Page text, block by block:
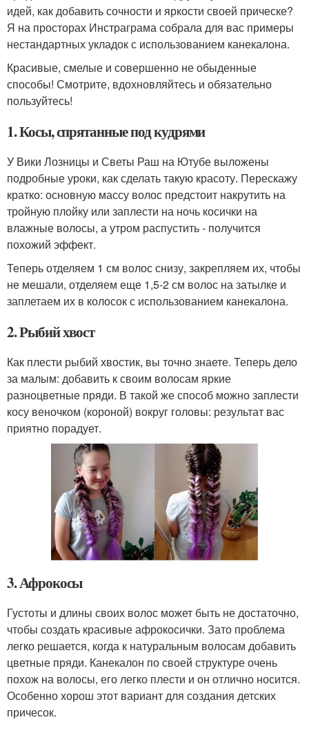
идей, как добавить сочности и яркости своей прическе?
Я на просторах Инстраграма собрала для вас примеры
нестандартных укладок с использованием канекалона.
Красивые, смелые и совершенно не обыденные
способы! Смотрите, вдохновляйтесь и обязательно
пользуйтесь!
1. Косы, спрятанные под кудрями
У Вики Лозницы и Светы Раш на Ютубе выложены
подробные уроки, как сделать такую красоту. Перескажу
кратко: основную массу волос предстоит накрутить на
тройную плойку или заплести на ночь косички на
влажные волосы, а утром распустить - получится
похожий эффект.
Теперь отделяем 1 см волос снизу, закрепляем их, чтобы
не мешали, отделяем еще 1,5-2 см волос на затылке и
заплетаем их в колосок с использованием канекалона.
2. Рыбий хвост
Как плести рыбий хвостик, вы точно знаете. Теперь дело
за малым: добавить к своим волосам яркие
разноцветные пряди. В такой же способ можно заплести
косу веночком (короной) вокруг головы: результат вас
приятно порадует.
3. Афрокосы
Густоты и длины своих волос может быть не достаточно,
чтобы создать красивые афрокосички. Зато проблема
легко решается, когда к натуральным волосам добавить
цветные пряди. Канекалон по своей структуре очень
похож на волосы, его легко плести и он отлично носится.
Особенно хорош этот вариант для создания детских
причесок.